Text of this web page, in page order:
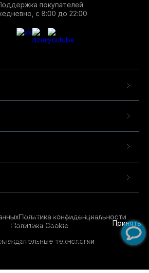
покупателей
с 8:00 до 22:00
Политика конфиденциальности
Политика Cookie
технологии
Продолжая использовать
с использованием
дополнительной
Принять